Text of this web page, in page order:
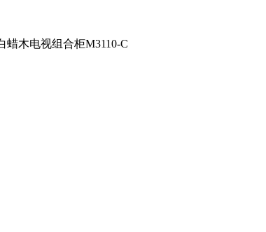
蜡木电视组合柜M3110-C